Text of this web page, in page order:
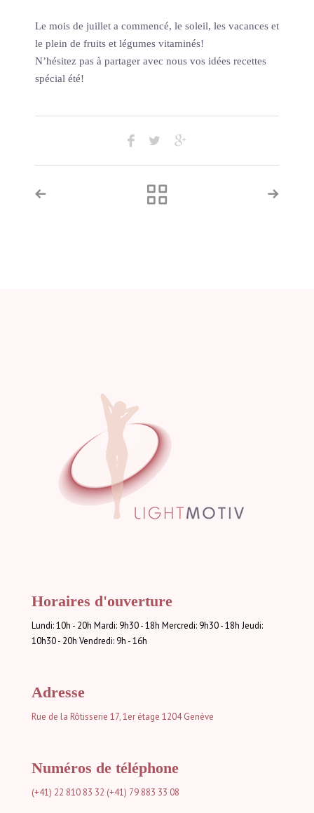
Le mois de juillet a commencé, le soleil, les vacances et
le plein de fruits et légumes vitaminés!
N’hésitez pas à partager avec nous vos idées recettes
spécial été!
Horaires d'ouverture
Lundi: 10h - 20h Mardi: 9h30 - 18h Mercredi: 9h30 - 18h Jeudi:
10h30 - 20h Vendredi: 9h - 16h
Adresse
Rue de la Rôtisserie 17, 1er étage 1204 Genève
Numéros de téléphone
(+41) 22 810 83 32 (+41) 79 883 33 08